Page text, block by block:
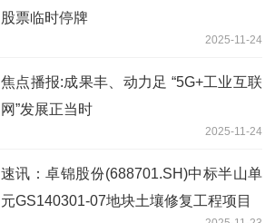
股票临时停牌
2025-11-24
焦点播报:成果丰、动力足 “5G+工业互联
网”发展正当时
2025-11-24
速讯：卓锦股份(688701.SH)中标半山单
元GS140301-07地块土壤修复工程项目